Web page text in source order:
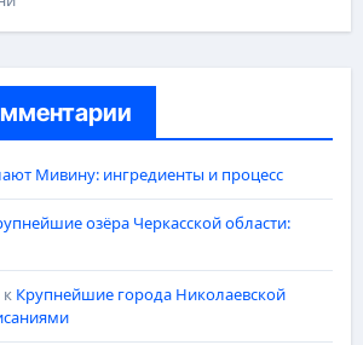
Мивину: ингредиенты и процесс
озёра Черкасской области:
к Крупнейшие города Николаевской